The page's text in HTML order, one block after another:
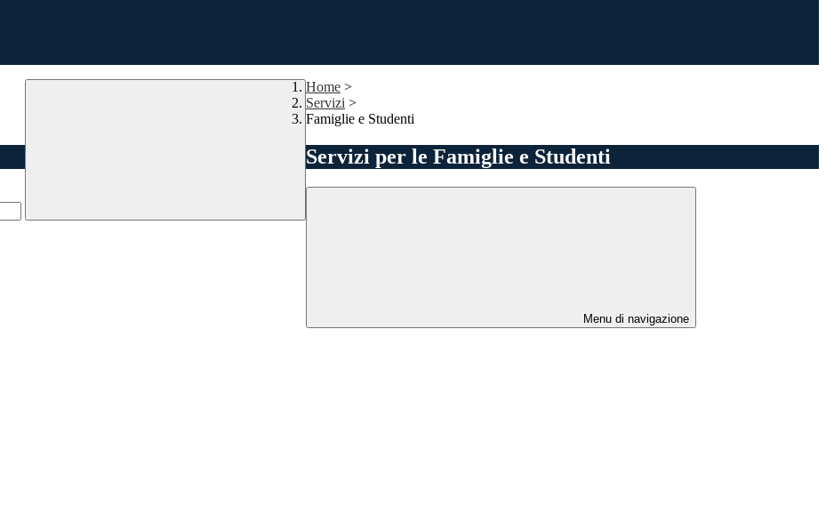
Home >
Servizi >
Famiglie e Studenti
Servizi per le Famiglie e Studenti
Menu di navigazione